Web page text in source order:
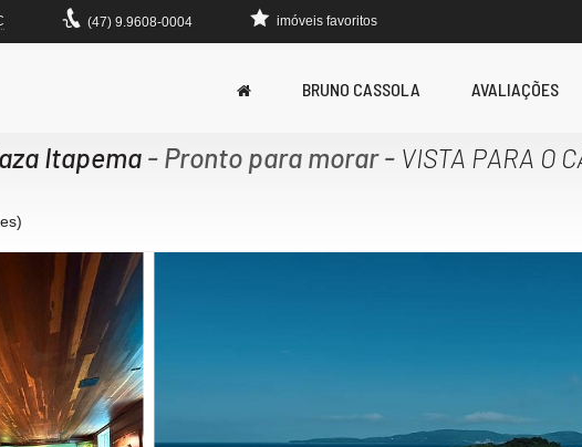
(47) 9.9608-0004 imóveis favoritos
BRUNO CASSOLA AVALIAÇÕES
Itapema - Pronto para morar- VISTA PARA O